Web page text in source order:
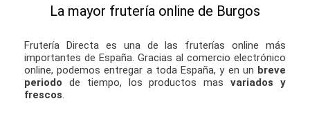
La mayor frutería online de Burgos
Frutería Directa es una de las fruterías online más
importantes de España. Gracias al comercio electrónico
online, podemos entregar a toda España, y en un breve
periodo de tiempo, los productos masvariados y
frescos.